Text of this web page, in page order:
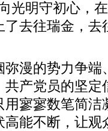
光明守初心，
去往瑞金，去
漫的势力争端
产党员的坚定
寥寥数笔简洁
能不断，让